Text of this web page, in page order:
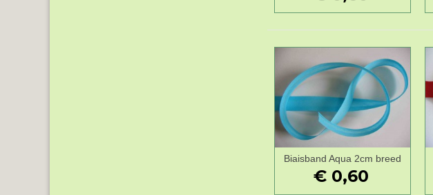
Wenslijst
Biaisband Aqua 2cm breed
€ 0,60